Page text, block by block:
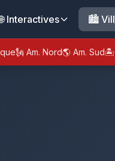
Interactives 🏙️
🗽 Am. Nord🌎 Am. Sud🏝️